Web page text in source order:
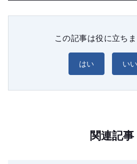
この記事は役に立ち
はい い
関連記事